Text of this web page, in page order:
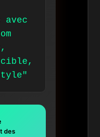
avec
des